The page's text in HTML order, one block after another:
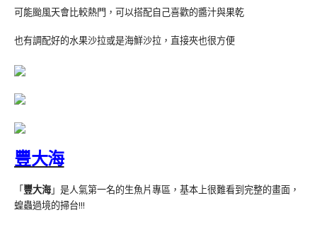
可能颱風天會比較熱門，可以搭配自己喜歡的醬汁與果乾
也有調配好的水果沙拉或是海鮮沙拉，直接夾也很方便
豐大海
「 豐大海」是人氣第一名的生魚片專區，基本上很難看到完整的畫面，
蝗蟲過境的掃台!!!